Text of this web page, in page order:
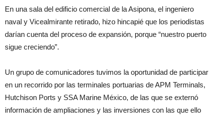
En una sala del edificio comercial de la Asipona, el ingeniero
naval y Vicealmirante retirado, hizo hincapié que los periodistas
darían cuenta del proceso de expansión, porque “nuestro puerto
sigue creciendo”.
Un grupo de comunicadores tuvimos la oportunidad de participar
en un recorrido por las terminales portuarias de APM Terminals,
Hutchison Ports y SSA Marine México, de las que se externó
información de ampliaciones y las inversiones con las que ello